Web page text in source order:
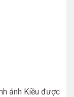
ảnh Kiều được